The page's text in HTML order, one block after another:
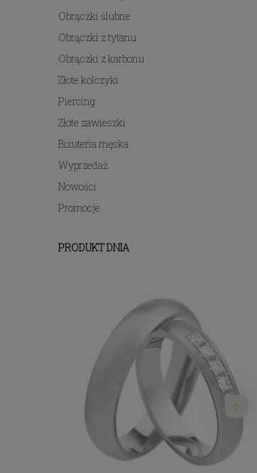
Obrączki ślubne
Obrączki z tytanu
Obrączki z karbonu
Złote kolczyki
Piercing
Złote zawieszki
Biżuteria męska
Wyprzedaż
Nowości
Promocje
PRODUKT DNIA